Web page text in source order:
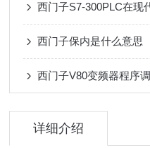
西门子S7-300PLC在现
西门子保内是什么意思
西门子V80变频器程序
详细介绍